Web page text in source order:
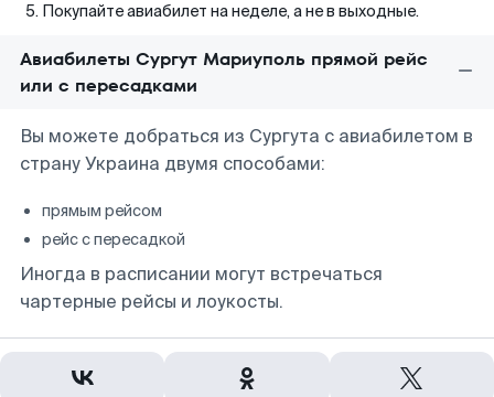
Покупайте авиабилет на неделе, а не в выходные.
Авиабилеты Сургут Мариуполь прямой рейс
или с пересадками
Вы можете добраться из Сургута с авиабилетом в
страну Украина двумя способами:
прямым рейсом
рейс с пересадкой
Иногда в расписании могут встречаться
чартерные рейсы и лоукосты.